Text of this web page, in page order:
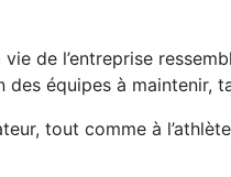
de l’entreprise
équipes à maintenir,
tout comme à